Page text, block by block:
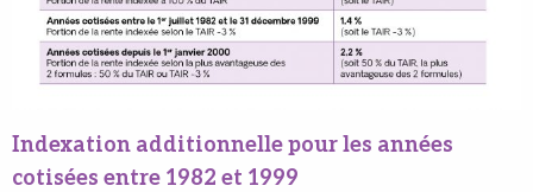
Indexation additionnelle pour les années
cotisées entre 1982 et 1999